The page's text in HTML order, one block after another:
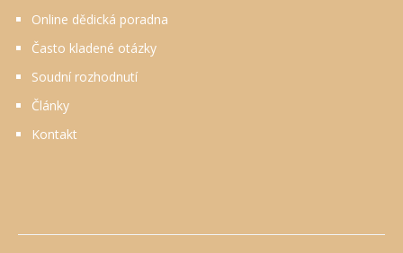
Online dědická poradna
Často kladené otázky
Soudní rozhodnutí
Články
Kontakt